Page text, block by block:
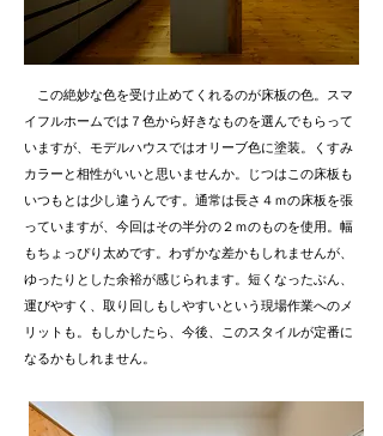
この絶妙な色を受け止めてくれるのが床板の色。スマ
イフルホームでは７色から好きなものを選んでもらって
いますが、モデルハウスではオリーブ色に塗装。くすみ
カラーと相性がいいと思いませんか。じつはこの床板も
いつもとは少し違うんです。通常は長さ４ｍの床板を張
っていますが、今回はその半分の２ｍのものを使用。幅
もちょっぴり太めです。わずかな差かもしれませんが、
ゆったりとした余裕が感じられます。短くなったぶん、
運びやすく、取り回しもしやすいという現場作業へのメ
リットも。もしかしたら、今後、このスタイルが定番に
なるかもしれません。